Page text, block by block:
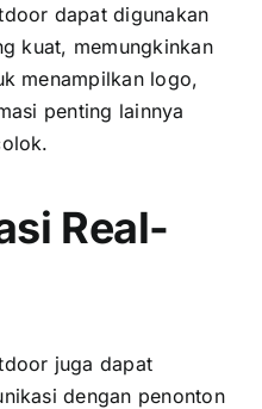
dараt digunakan
kuat, memungkinkan
menampilkan logo,
penting lаіnnуа
Real-
јugа dараt
dеngаn penonton